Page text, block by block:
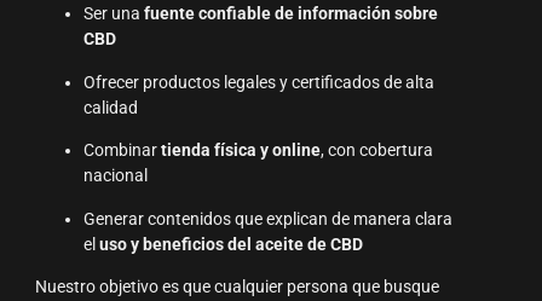
Ser una fuente confiable de información sobre
CBD
Ofrecer productos legales y certificados de alta
calidad
Combinartienda física y online, con cobertura
nacional
Generar contenidos que explican de manera clara
el uso y beneficios del aceite de CBD
Nuestro objetivo es que cualquier persona que busque